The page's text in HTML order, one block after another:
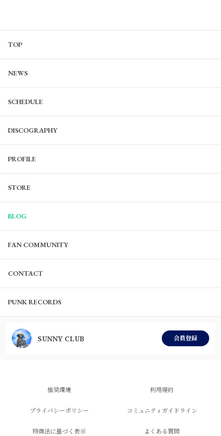
TOP
NEWS
SCHEDULE
DISCOGRAPHY
PROFILE
STORE
BLOG
FAN COMMUNITY
CONTACT
PUNK RECORDS
SUNNY CLUB 会員登録
推奨環境 利用規約
プライバシーポリシー コミュニティガイドライン
特商法に基づく表示 よくある質問